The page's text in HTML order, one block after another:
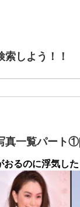
しよう！！
真一覧パート
るのに浮気した